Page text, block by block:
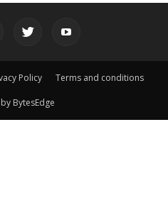
Policy Terms and conditions
BytesEdge